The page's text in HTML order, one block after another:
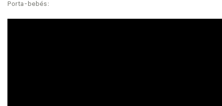
Porta-bebés: